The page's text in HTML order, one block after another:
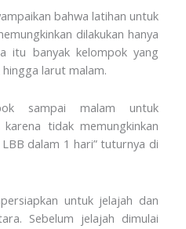
bahwa latihan untuk
dilakukan hanya
itu banyak kelompok yang
larut malam.
sampai malam untuk
tidak memungkinkan
dalam 1 hari” tuturnya di
untuk jelajah dan
Sebelum jelajah dimulai